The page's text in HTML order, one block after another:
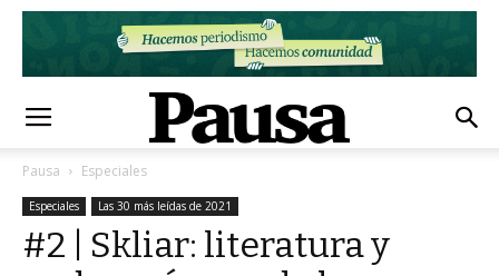
Pausa Especiales
Especiales Las 30 más leídas de 2021
#2 | Skliar: literatura y